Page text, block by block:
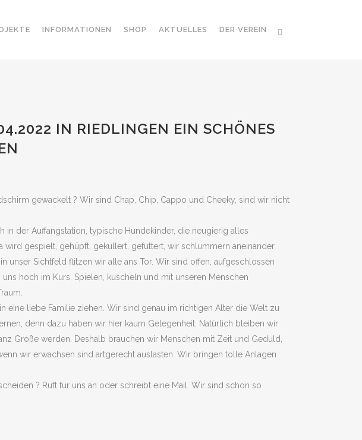
INFORMATIONEN SHOP AKTUELLES DER VEREIN
IN RIEDLINGEN EIN SCHÖNES
gewackelt ? Wir sind Chap, Chip, Cappo und Cheeky, sind wir nicht
in der Auffangstation, typische Hundekinder, die neugierig alles
wird gespielt, gehüpft, gekullert, gefuttert, wir schlummern aneinander
unser Sichtfeld flitzen wir alle ans Tor. Wir sind offen, aufgeschlossen
hoch im Kurs. Spielen, kuscheln und mit unseren Menschen
eine liebe Familie ziehen. Wir sind genau im richtigen Alter die Welt zu
denn dazu haben wir hier kaum Gelegenheit. Natürlich bleiben wir
Große werden. Deshalb brauchen wir Menschen mit Zeit und Geduld,
wir erwachsen sind artgerecht auslasten. Wir bringen tolle Anlagen
? Ruft für uns an oder schreibt eine Mail. Wir sind schon so